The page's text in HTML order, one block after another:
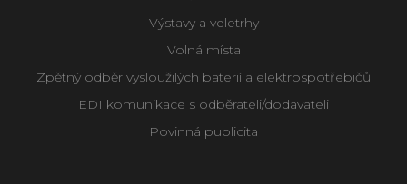
Výstavy a veletrhy
Volná místa
Zpětný odběr vysloužilých baterií a elektrospotřebičů
EDI komunikace s odběrateli/dodavateli
Povinná publicita